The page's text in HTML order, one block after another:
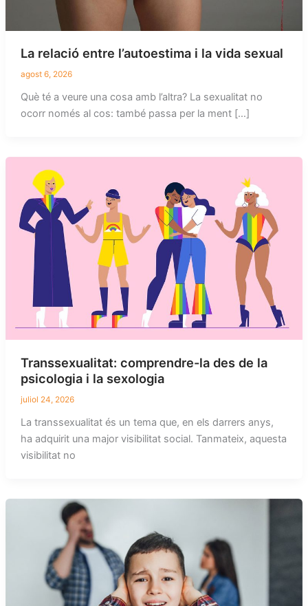
La relació entre l’autoestima i la vida sexual
agost 6, 2026
Què té a veure una cosa amb l’altra? La sexualitat no
ocorr només al cos: també passa per la ment […]
Transsexualitat: comprendre-la des de la
psicologia i la sexologia
juliol 24, 2026
La transsexualitat és un tema que, en els darrers anys,
ha adquirit una major visibilitat social. Tanmateix, aquesta
visibilitat no